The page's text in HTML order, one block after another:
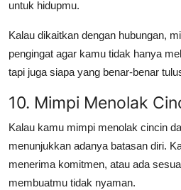
untuk hidupmu.
Kalau dikaitkan dengan hubungan,
pengingat agar kamu tidak hanya
tapi juga siapa yang benar-benar
10. Mimpi Menolak
Kalau kamu mimpi menolak cincin
menunjukkan adanya batasan diri.
menerima komitmen, atau ada
membuatmu tidak nyaman.